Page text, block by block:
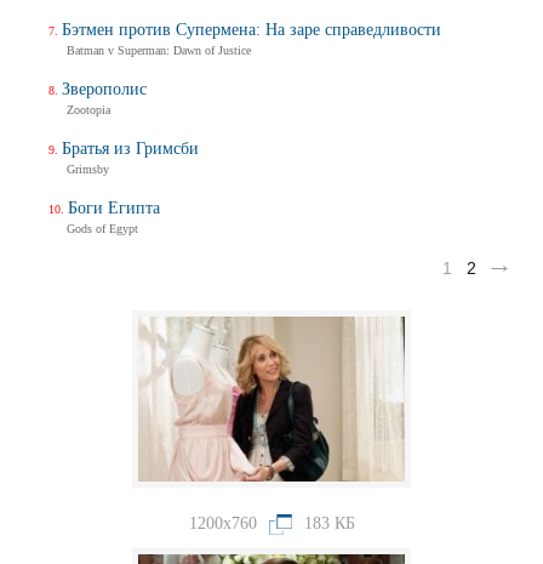
1 2
1200x760 183 КБ
Бэтмен против Супермена: На заре справедливости
Batman v Superman: Dawn of Justice
Зверополис
Zootopia
Братья из Гримсби
Grimsby
Боги Египта
Gods of Egypt